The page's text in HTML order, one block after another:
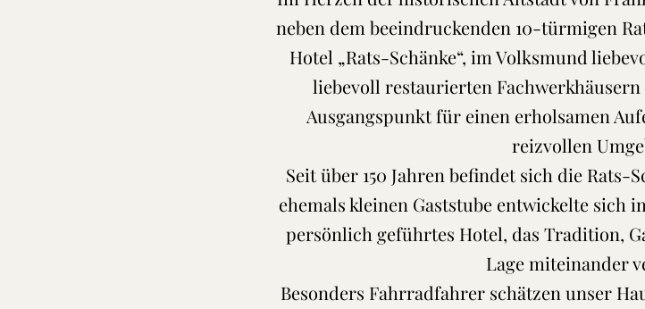
neben dem beeindruckenden 10-türmigen
Hotel „Rats-Schänke“, im Volksmund
liebevoll restaurierten
Ausgangspunkt für einen erholsamen
reizvollen
Seit über 150 Jahren befindet sich die Rats-
ehemals kleinen Gaststube entwickelte sich
persönlich geführtes Hotel, das Tradition,
Lage miteinander
Besonders Fahrradfahrer schätzen unser